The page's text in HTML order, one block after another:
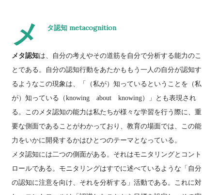
メ タ認知 metacognition
メタ認知は、自分の考えやその道筋を自分で分析する能力のこ
とである。自分の認知行動をあたかももう一人の自分が認知す
るようなこの現象は、「（私が）知っているということを（私
が）知っている（knowing about knowing）」とも表現され
る。このメタ認知の能力は私たちが様々な学習を行う際に、重
要な側面であることがわかっており、教育の場面では、この能
力をいかに開発するかはひとつのテーマとなっている。
メタ認知には二つの側面がある。それはモニタリングとコント
ロールである。モニタリングはすでに述べているような「自分
の認知に注意を向け、それを分析する」活動である。これに対